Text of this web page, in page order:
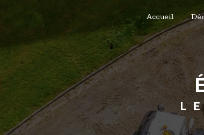
Accueil